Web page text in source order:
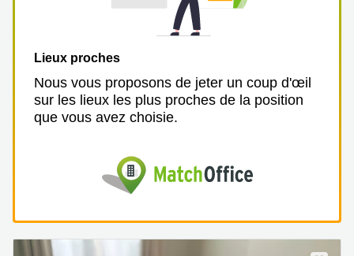
Lieux proches
Nous vous proposons de jeter un coup d'œil
sur les lieux les plus proches de la position
que vous avez choisie.